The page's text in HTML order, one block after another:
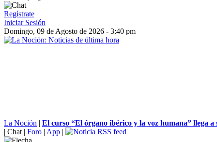
Regístrate
Iniciar Sesión
Domingo, 09 de Agosto de 2026 - 3:40 pm
La Noción | El curso “El órgano ibérico y la voz humana” llega a
| Chat | Foro | App |